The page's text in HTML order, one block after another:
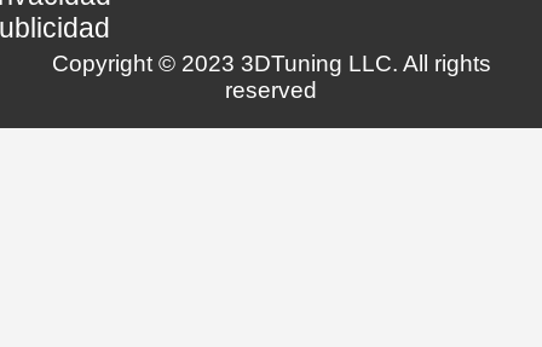
Copyright © 2023 3DTuning LLC. All rights
reserved